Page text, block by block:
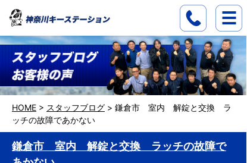
HOME > スタッフブログ > 鎌倉市 室内 解錠と交換 ラ
ッチの故障であかない
鎌倉市 室内 解錠と交換 ラッチの故障で